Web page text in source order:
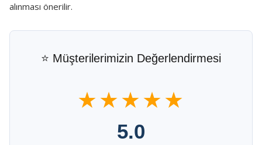
alınması önerilir.
⭐ Müşterilerimizin Değerlendirmesi
★★★★★
5.0